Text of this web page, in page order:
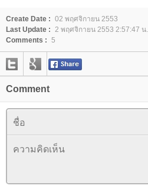
Create Date : 02 พฤศจิกายน 2553
Last Update : 2 พฤศจิกายน 2553 2:57:47 น.
Comments : 5
Comment